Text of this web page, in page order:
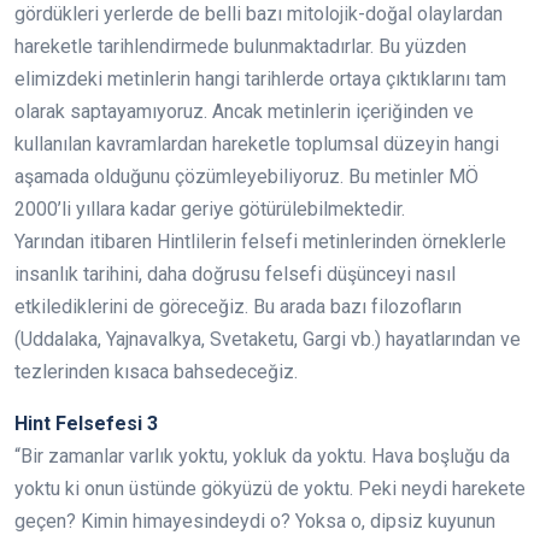
gördükleri yerlerde de belli bazı mitolojik-doğal olaylardan
hareketle tarihlendirmede bulunmaktadırlar. Bu yüzden
elimizdeki metinlerin hangi tarihlerde ortaya çıktıklarını tam
olarak saptayamıyoruz. Ancak metinlerin içeriğinden ve
kullanılan kavramlardan hareketle toplumsal düzeyin hangi
aşamada olduğunu çözümleyebiliyoruz. Bu metinler MÖ
2000’li yıllara kadar geriye götürülebilmektedir.
Yarından itibaren Hintlilerin felsefi metinlerinden örneklerle
insanlık tarihini, daha doğrusu felsefi düşünceyi nasıl
etkilediklerini de göreceğiz. Bu arada bazı filozofların
(Uddalaka, Yajnavalkya, Svetaketu, Gargi vb.) hayatlarından ve
tezlerinden kısaca bahsedeceğiz.
Hint Felsefesi 3
“Bir zamanlar varlık yoktu, yokluk da yoktu. Hava boşluğu da
yoktu ki onun üstünde gökyüzü de yoktu. Peki neydi harekete
geçen? Kimin himayesindeydi o? Yoksa o, dipsiz kuyunun